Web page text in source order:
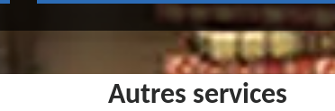
Autres services